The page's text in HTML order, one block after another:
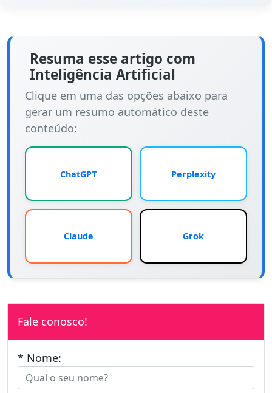
Resuma esse artigo com
Inteligência Artificial
Clique em uma das opções abaixo para
gerar um resumo automático deste
conteúdo:
ChatGPT Perplexity
Claude Grok
Fale conosco!
* Nome: